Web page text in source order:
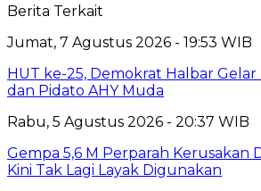
Berita Terkait
Jumat, 7 Agustus 2026 - 19:53 WIB
HUT ke-25, Demokrat Halbar Gelar
dan Pidato AHY Muda
Rabu, 5 Agustus 2026 - 20:37 WIB
Gempa 5,6 M Perparah Kerusakan
Kini Tak Lagi Layak Digunakan